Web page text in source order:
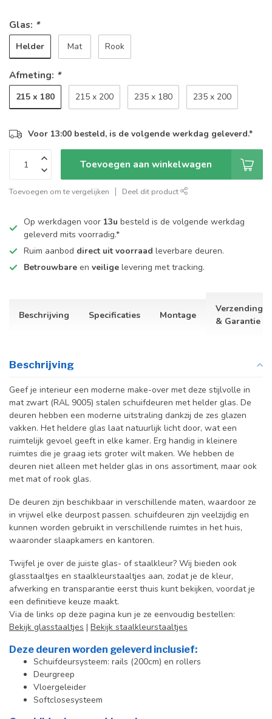
Glas: *
Helder Mat Rook
Afmeting: *
215 x 180 215 x 200 235 x 180 235 x 200
Voor 13:00 besteld, is de volgende werkdag geleverd.*
Toevoegen aan winkelwagen
Toevoegen om te vergelijken Deel dit product
Op werkdagen voor 13u besteld is de volgende werkdag
geleverd mits voorradig.*
Ruim aanbod direct uit voorraad leverbare deuren.
Betrouwbare en veilige levering met tracking.
Beschrijving Specificaties Montage
Verzending
& Garantie
Beschrijving
Geef je interieur een moderne make-over met deze stijlvolle in
mat zwart (RAL 9005) stalen schuifdeuren met helder glas. De
deuren hebben een moderne uitstraling dankzij de zes glazen
vakken. Het heldere glas laat natuurlijk licht door, wat een
ruimtelijk gevoel geeft in elke kamer. Erg handig in kleinere
ruimtes die je graag iets groter wilt maken. We hebben de
deuren niet alleen met helder glas in ons assortiment, maar ook
met mat of rook glas.
De deuren zijn beschikbaar in verschillende maten, waardoor ze
in vrijwel elke deurpost passen. schuifdeuren zijn veelzijdig en
kunnen worden gebruikt in verschillende ruimtes in het huis,
waaronder slaapkamers en kantoren.
Twijfel je over de juiste glas- of staalkleur? Wij bieden ook
glasstaaltjes en staalkleurstaaltjes aan, zodat je de kleur,
afwerking en transparantie eerst thuis kunt bekijken, voordat je
een definitieve keuze maakt.
Via de links op deze pagina kun je ze eenvoudig bestellen:
Bekijk glasstaaltjes | Bekijk staalkleurstaaltjes
Deze deuren worden geleverd inclusief:
Schuifdeursysteem: rails (200cm) en rollers
Deurgreep
Vloergeleider
Softclosesysteem